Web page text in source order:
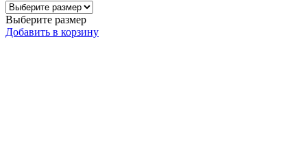
Выберите размер
Добавить в корзину